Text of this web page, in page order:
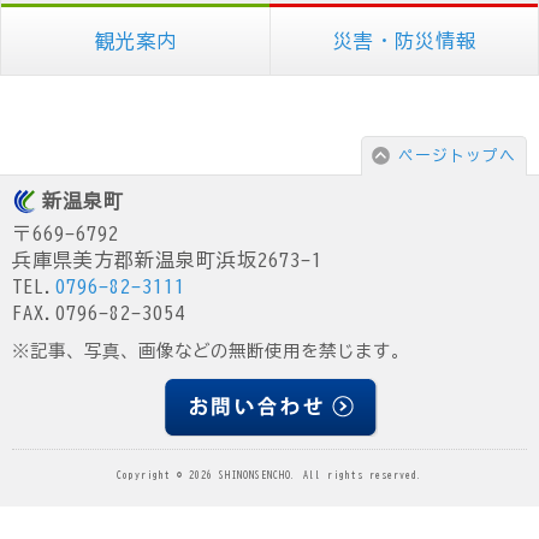
観光案内 災害・防災情報
ページトップへ
新温泉町
〒669-6792
兵庫県美方郡新温泉町浜坂2673-1
TEL. 0796-82-3111
FAX.0796-82-3054
※記事、写真、画像などの無断使用を禁じます。
Copyright © 2026 SHINONSENCHO. All rights reserved.